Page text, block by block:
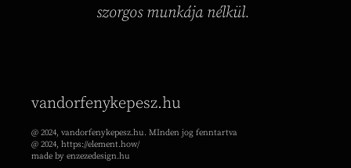
szorgos munkája nélkül.
vandorfenykepesz.hu
@ 2024, vandorfenykepesz.hu. MInden jog fenntartva
@ 2024, https://element.how/
made by enzezedesign.hu